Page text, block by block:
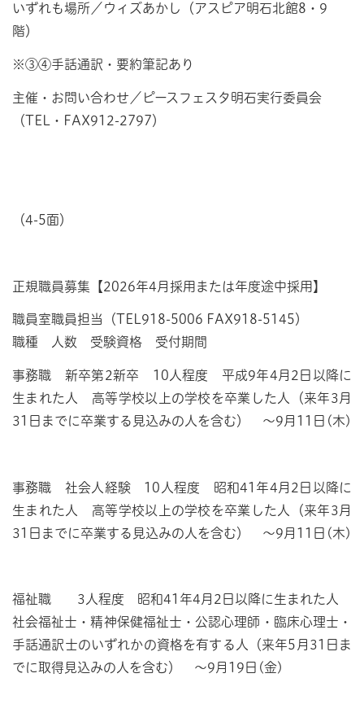
いずれも場所／ウィズあかし（アスピア明石北館8・9
階）
※③④手話通訳・要約筆記あり
主催・お問い合わせ／ピースフェスタ明石実行委員会
（TEL・FAX912-2797）
（4-5面）
正規職員募集【2026年4月採用または年度途中採用】
職員室職員担当（TEL918-5006 FAX918-5145）
職種 人数 受験資格 受付期間
事務職 新卒第2新卒 10人程度 平成9年4月2日以降に
生まれた人 高等学校以上の学校を卒業した人（来年3月
31日までに卒業する見込みの人を含む） ～9月11日(木)
事務職 社会人経験 10人程度 昭和41年4月2日以降に
生まれた人 高等学校以上の学校を卒業した人（来年3月
31日までに卒業する見込みの人を含む） ～9月11日(木)
福祉職 3人程度 昭和41年4月2日以降に生まれた人
社会福祉士・精神保健福祉士・公認心理師・臨床心理士・
手話通訳士のいずれかの資格を有する人（来年5月31日ま
でに取得見込みの人を含む） ～9月19日(金)